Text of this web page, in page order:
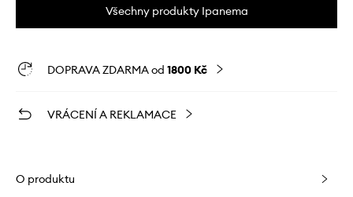
Všechny produkty Ipanema
DOPRAVA ZDARMA od 1800 Kč
VRÁCENÍ A REKLAMACE
O produktu